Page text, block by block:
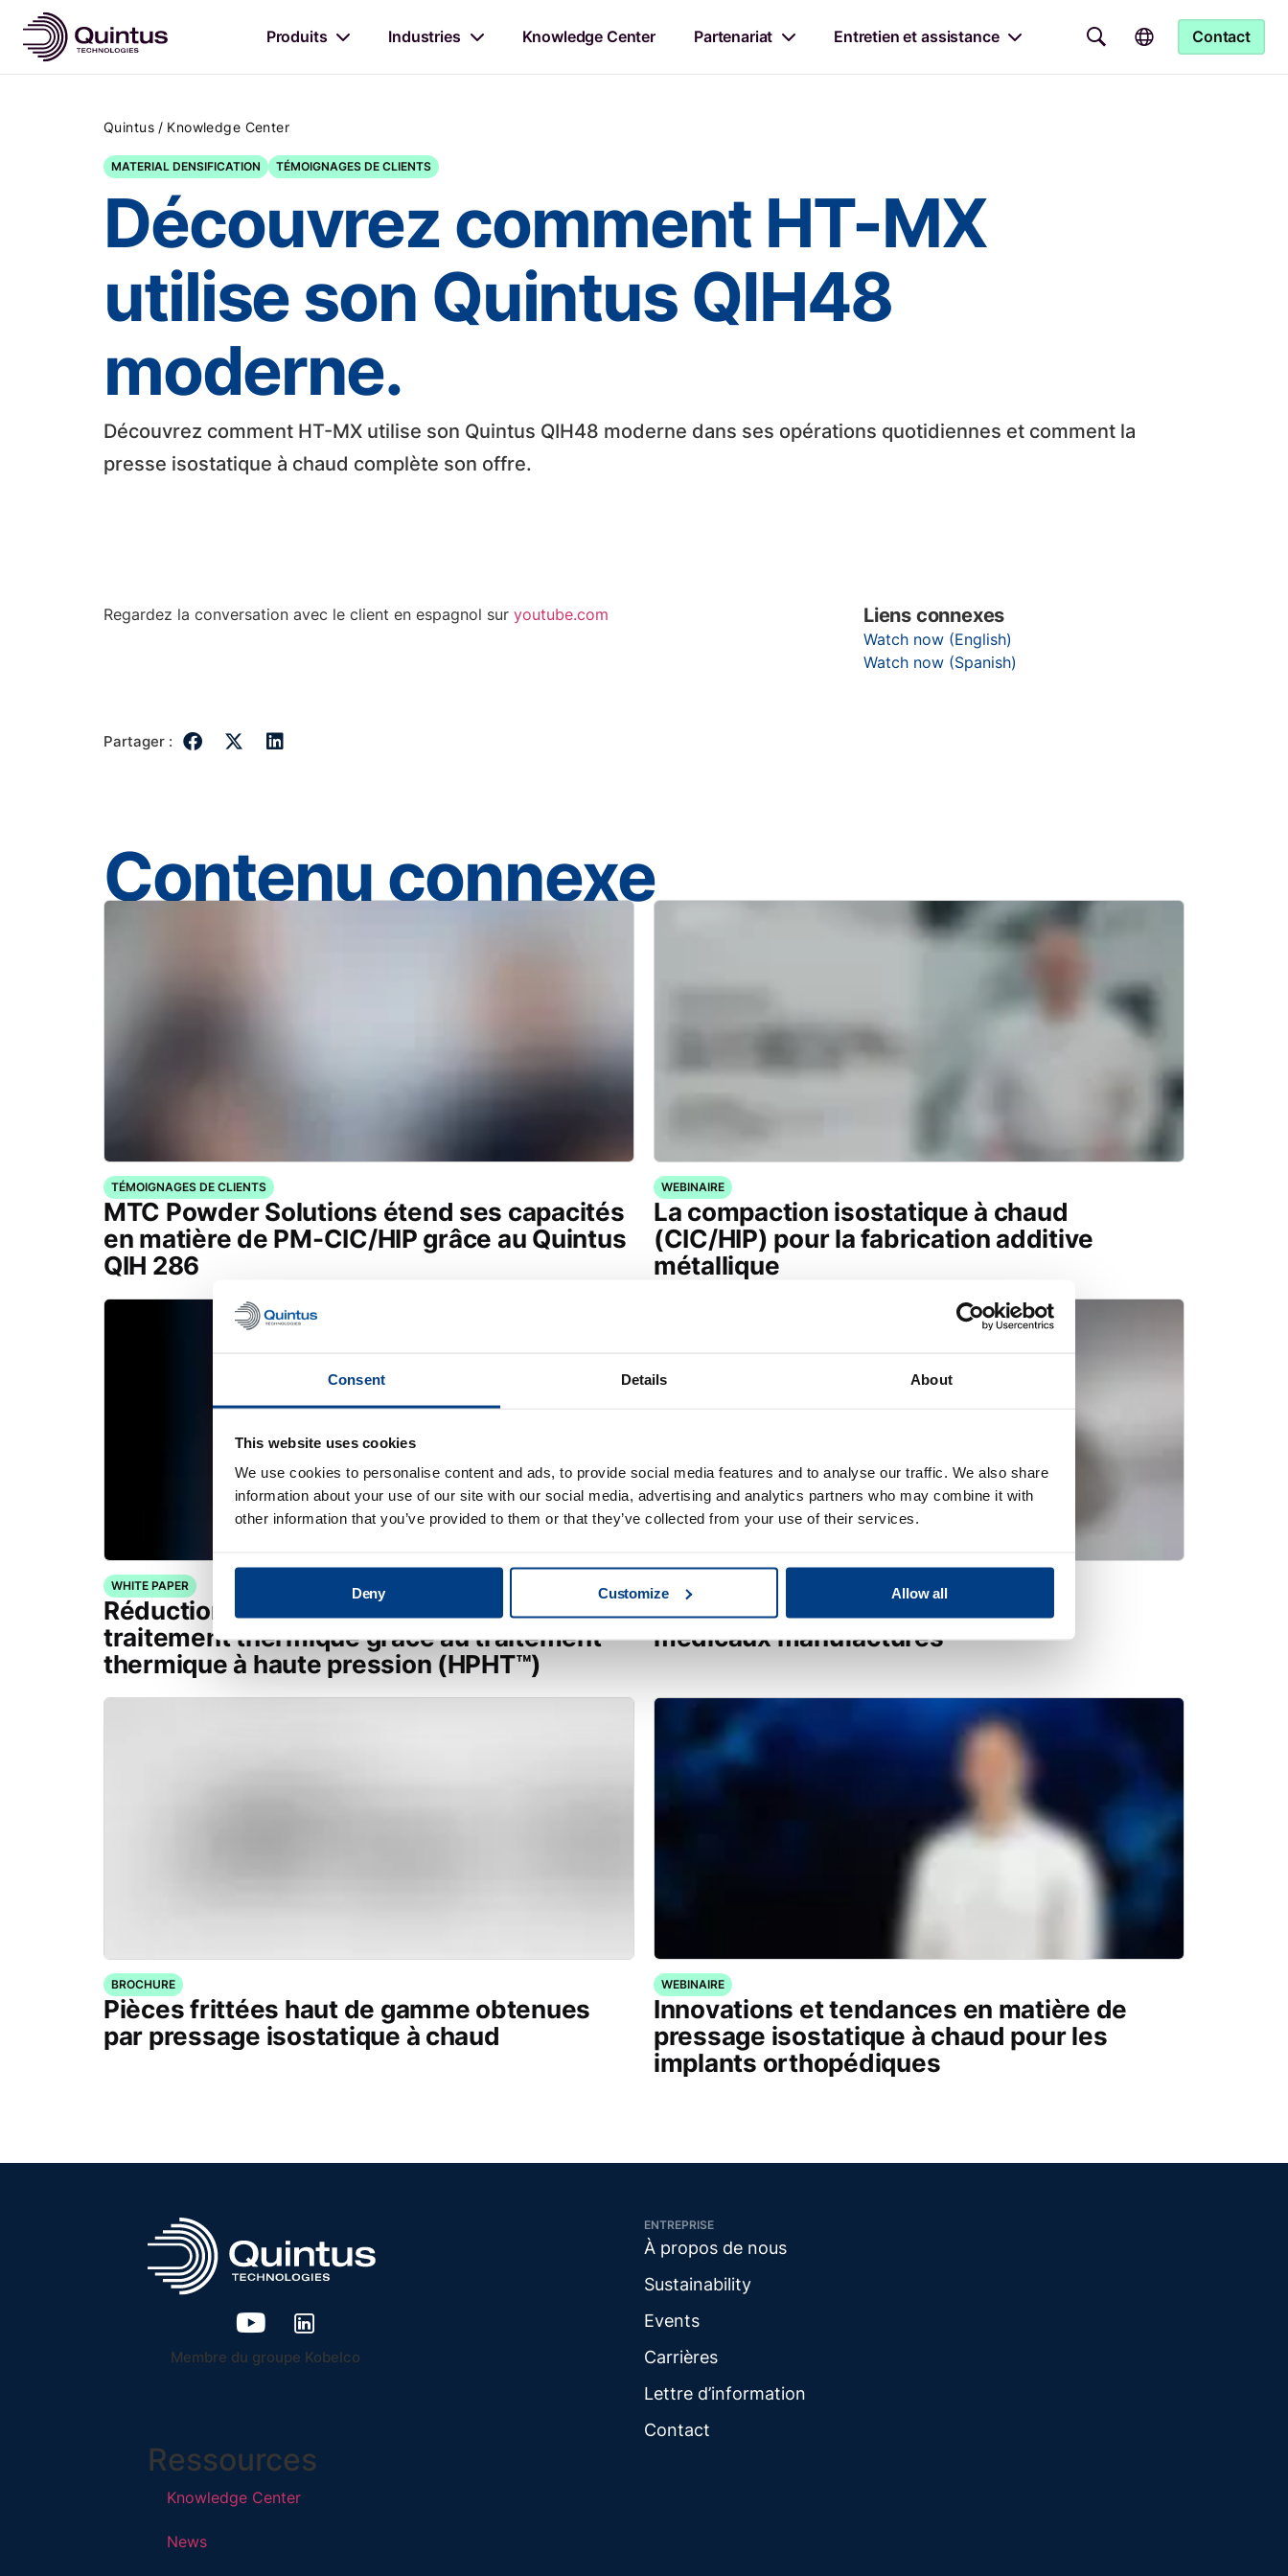
Consent Details About
This website uses cookies
We use cookies to personalise content and ads, to provide social media features and to analyse our traffic. We also share
information about your use of our site with our social media, advertising and analytics partners who may combine it with
other information that you’ve provided to them or that they’ve collected from your use of their services.
Deny Customize Allow all
Produits Industries Knowledge Center Partenariat Entretien et assistance Contact
Quintus / Knowledge Center
MATERIAL DENSIFICATION TÉMOIGNAGES DE CLIENTS
Découvrez comment HT-MX
utilise son Quintus QIH48
moderne.
Découvrez comment HT-MX utilise son Quintus QIH48 moderne dans ses opérations quotidiennes et comment la
presse isostatique à chaud complète son offre.
Regardez la conversation avec le client en espagnol sur youtube.com Liens connexes
Watch now (English)
Watch now (Spanish)
Partager :
Contenu connexe
TÉMOIGNAGES DE CLIENTS
MTC Powder Solutions étend ses capacités
en matière de PM-CIC/HIP grâce au Quintus
QIH 286
WEBINAIRE
La compaction isostatique à chaud
(CIC/HIP) pour la fabrication additive
métallique
WHITE PAPER
Réduction des déformations dues au
traitement thermique grâce au traitement
thermique à haute pression (HPHT™)
PUBLICATION TECHNIQUE
Répondre à la demande d’implants
médicaux manufacturés
BROCHURE
Pièces frittées haut de gamme obtenues
par pressage isostatique à chaud
WEBINAIRE
Innovations et tendances en matière de
pressage isostatique à chaud pour les
implants orthopédiques
Membre du groupe Kobelco
ENTREPRISE
À propos de nous
Sustainability
Events
Carrières
Lettre d’information
Contact
Ressources
Knowledge Center
News